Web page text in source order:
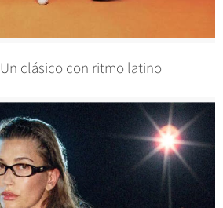
Un clásico con ritmo latino